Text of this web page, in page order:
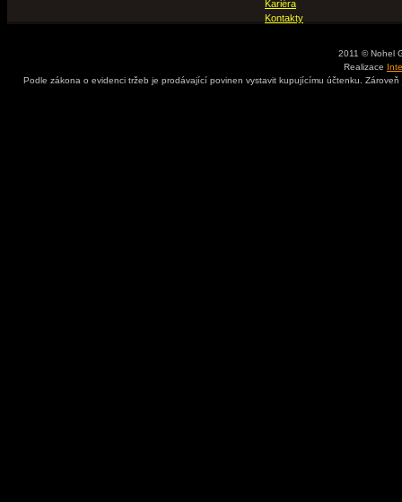
Kariéra
Kontakty
2011 © Nohel
Realizace
Podle zákona o evidenci tržeb je prodávající povinen vystavit kupujícímu účtenku.